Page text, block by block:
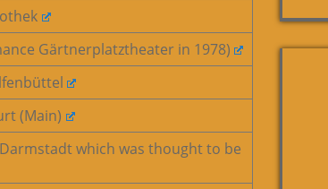
Gärtnerplatztheater in 1978)
(Main)
which was thought to be